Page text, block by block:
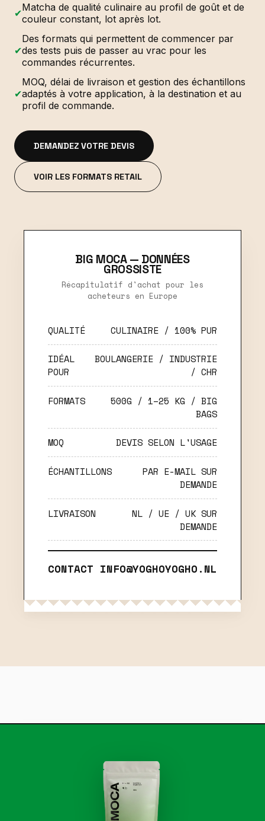
✔Matcha de qualité culinaire au profil de goût et de
couleur constant, lot après lot.
✔
Des formats qui permettent de commencer par
des tests puis de passer au vrac pour les
commandes récurrentes.
✔
MOQ, délai de livraison et gestion des échantillons
adaptés à votre application, à la destination et au
profil de commande.
DEMANDEZ VOTRE DEVIS
VOIR LES FORMATS RETAIL
BIG MOCA — DONNÉES
GROSSISTE
Récapitulatif d'achat pour les
acheteurs en Europe
QUALITÉ CULINAIRE / 100% PUR
IDÉAL
POUR
BOULANGERIE / INDUSTRIE
/ CHR
FORMATS
500G / 1–25 KG / BIG
BAGS
MOQ DEVIS SELON L'USAGE
ÉCHANTILLONS
PAR E-MAIL SUR
DEMANDE
LIVRAISON
NL / UE / UK SUR
DEMANDE
CONTACT INFO@YOGHOYOGHO.NL